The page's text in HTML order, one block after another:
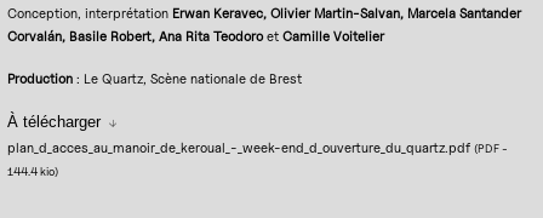
Conception, interprétation Erwan Keravec, Olivier Martin-Salvan, Marcela Santander
Corvalán, Basile Robert, Ana Rita TeodoroetCamille Voitelier
Production : Le Quartz, Scène nationale de Brest
À télécharger
plan_d_acces_au_manoir_de_keroual_-_week-end_d_ouverture_du_quartz.pdf(PDF-
144.4 kio)